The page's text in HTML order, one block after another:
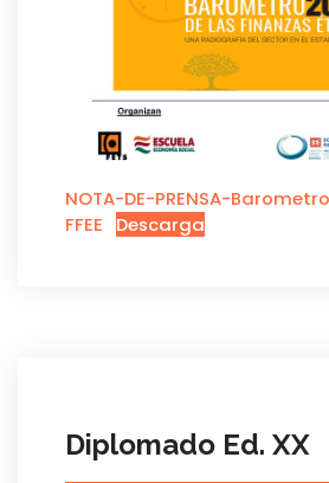
NOTA-DE-PRENSA-
FFEE
Descarga
Diplomado Ed. XX